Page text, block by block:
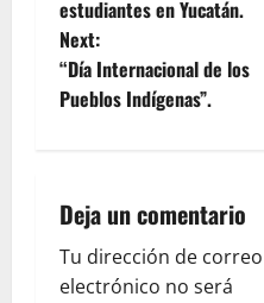
s
t
v
i
estudiantes en Yucatán.
Next:
“Día Internacional de los
Pueblos Indígenas”.
Deja un comentario
Tu dirección de correo
electrónico no será